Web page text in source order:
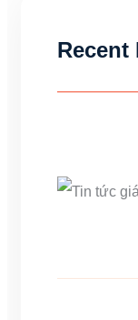
Recent